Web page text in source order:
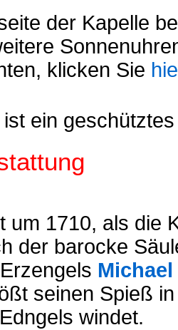
der Kapelle
klicken Sie
ist ein
um 1710, als die
der barocke
Michael
seinen Spieß
windet.